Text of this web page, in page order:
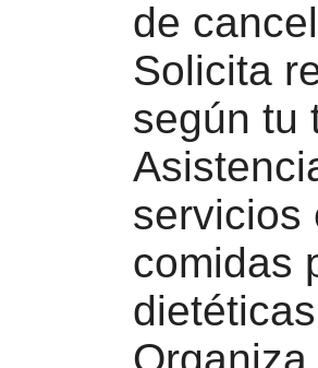
de
Solicita
según tu
servicios
comidas